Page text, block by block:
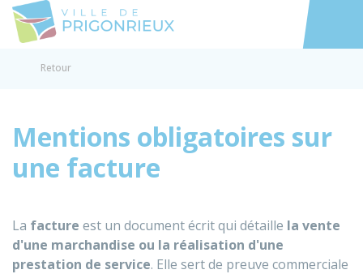
Accéder
Retour
Mentions obligatoires sur
une facture
La facture est un document écrit qui détaille la vente
d'une marchandise ou la réalisation d'une
prestation de service. Elle sert de preuve commerciale